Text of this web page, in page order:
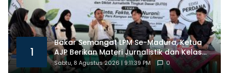
1
Bakar Semangat LPM Se-Madura, Ketua
AJP Berikan Materi Jurnalistik dan Kelas
Mental
Sabtu, 8 Agustus 2026 | 9:11:39 PM 0